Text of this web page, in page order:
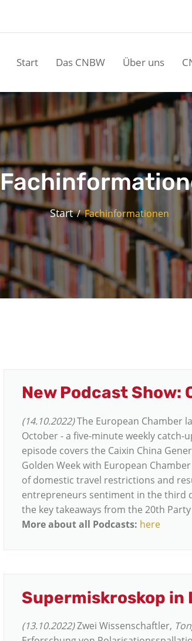
Start Das CNBW Über uns
Start Fachinformationen
New Podcast Show:
(14.10.2022)The European Chamber
October - a five-minute weekly catch-
episode covers the Caixin China
Golden Week with European
of domestic travel restrictions and
entrepreneurs sentiment in the third
the key takeaways from the 20th
More about all Podcasts: here
Supermiskroskop in
(13.10.2022)Zwei Wissenschaftler,